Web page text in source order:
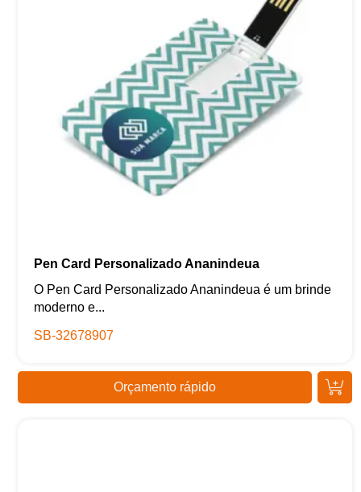
Pen Card Personalizado Ananindeua
O Pen Card Personalizado Ananindeua é um brinde
moderno e...
SB-32678907
Orçamento rápido